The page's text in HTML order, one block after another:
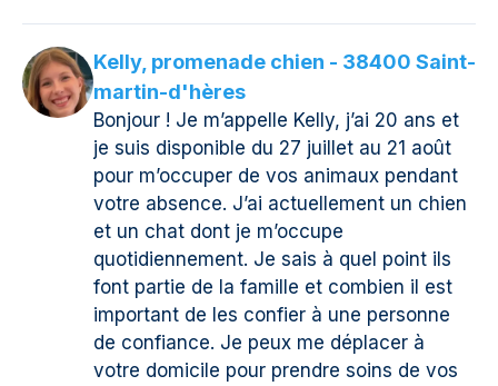
Kelly, promenade chien - 38400 Saint-
martin-d'hères
Bonjour ! Je m’appelle Kelly, j’ai 20 ans et
je suis disponible du 27 juillet au 21 août
pour m’occuper de vos animaux pendant
votre absence. J’ai actuellement un chien
et un chat dont je m’occupe
quotidiennement. Je sais à quel point ils
font partie de la famille et combien il est
important de les confier à une personne
de confiance. Je peux me déplacer à
votre domicile pour prendre soins de vos